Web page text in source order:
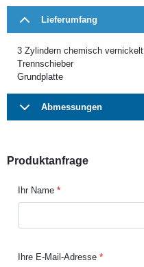
Lieferumfang
3 Zylindern chemisch vernickelt
Trennschieber
Grundplatte
Abmessungen
Produktanfrage
Ihr Name
Ihre E-Mail-Adresse